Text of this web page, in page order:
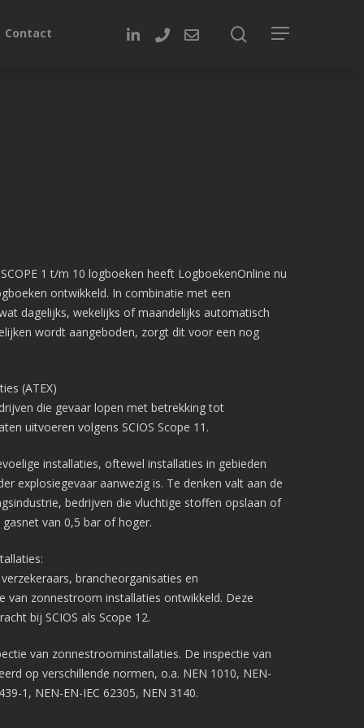
Contact
1 t/m 10 logboeken heeft LogboekenOnline nu
ontwikkeld. In combinatie met een
dagelijks, wekelijks of maandelijks automatisch
wordt aangeboden, zorgt dit voor een nog
(ATEX)
die gevaar lopen met betrekking tot
uitvoeren volgens SCIOS Scope 11.
installaties, oftewel installaties in gebieden
explosiegevaar aanwezig is. Te denken valt aan de
bedrijven die vluchtige stoffen opslaan of
van 0,5 bar of hoger.
brancheorganisaties en
van zonnestroom installaties ontwikkeld. Deze
bij SCIOS als Scope 12.
van zonnestroominstallaties. De inspectie van
op verschillende normen, o.a. NEN 1010, NEN-
1, NEN-EN-IEC 62305, NEN 3140.
Pagina’s
Pro aanvragen
Lite aanvragen
Modules
Ontdek LogboekenOnline Lite
Nood- en Vluchtwegverlichting
Blusmiddelen
Informatie
Technische specificaties
Koppelingen